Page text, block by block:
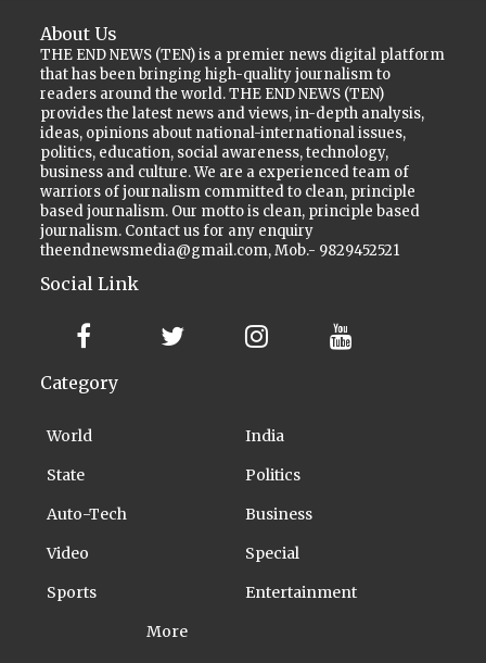
About Us
THE END NEWS (TEN) is a premier news digital platform
that has been bringing high-quality journalism to
readers around the world. THE END NEWS (TEN)
provides the latest news and views, in-depth analysis,
ideas, opinions about national-international issues,
politics, education, social awareness, technology,
business and culture. We are a experienced team of
warriors of journalism committed to clean, principle
based journalism. Our motto is clean, principle based
journalism. Contact us for any enquiry
theendnewsmedia@gmail.com, Mob.- 9829452521
Social Link
Category
World
India
State
Politics
Auto-Tech
Business
Video
Special
Sports
Entertainment
More